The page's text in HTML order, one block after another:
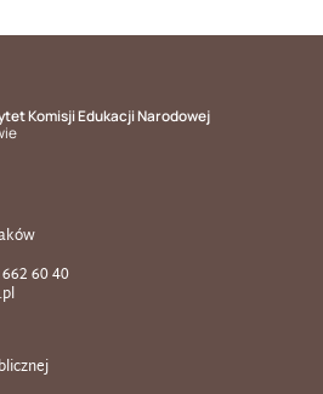
Komisji Edukacji Narodowej
60 40